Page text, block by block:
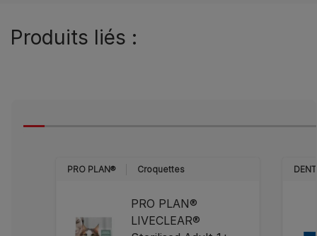
Produits liés :
PRO PLAN® Croquettes
PRO PLAN®
LIVECLEAR®